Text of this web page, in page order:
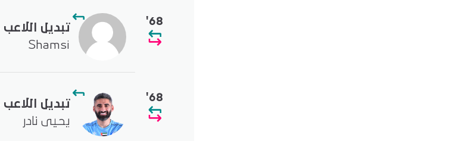
'68
تبديل اللاعب
Shamsi
'68
تبديل اللاعب
يحيى نادر